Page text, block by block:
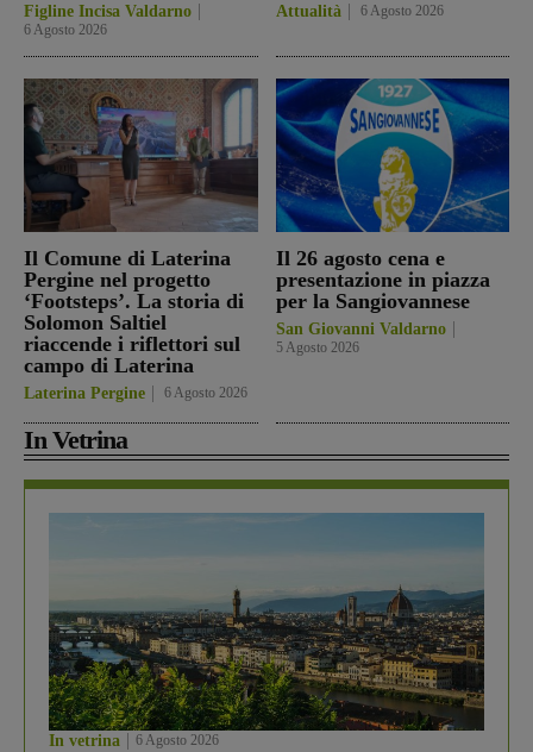
Figline Incisa Valdarno
6 Agosto 2026
Attualità 6 Agosto 2026
Il Comune di Laterina
Pergine nel progetto
‘Footsteps’. La storia di
Solomon Saltiel
riaccende i riflettori sul
campo di Laterina
Laterina Pergine 6 Agosto 2026
Il 26 agosto cena e
presentazione in piazza
per la Sangiovannese
San Giovanni Valdarno
5 Agosto 2026
In Vetrina
In vetrina 6 Agosto 2026